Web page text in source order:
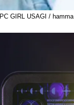
GIRL USAGI / hamma